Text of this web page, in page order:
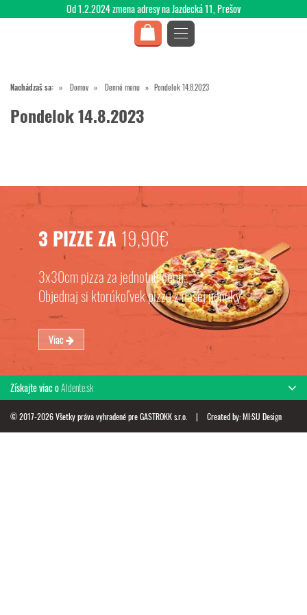
Nachádzaš sa: Domov Denné menu Pondelok 14.8.2023
Pondelok 14.8.2023
3 PIZZE ZA 19,90€
3x30cm pizza za jednotnú cenu.
Objednaj si ktorúkoľvek pizzu z našej ponuky
Viac
Získajte viac oAldente.sk
© 2017-2026 Všetky práva vyhradené pre GASTROKK s.r.o. | Created by:MI:SU Design
Od 1.2.2024 zmena adresy na Jazdecká 11, Prešov